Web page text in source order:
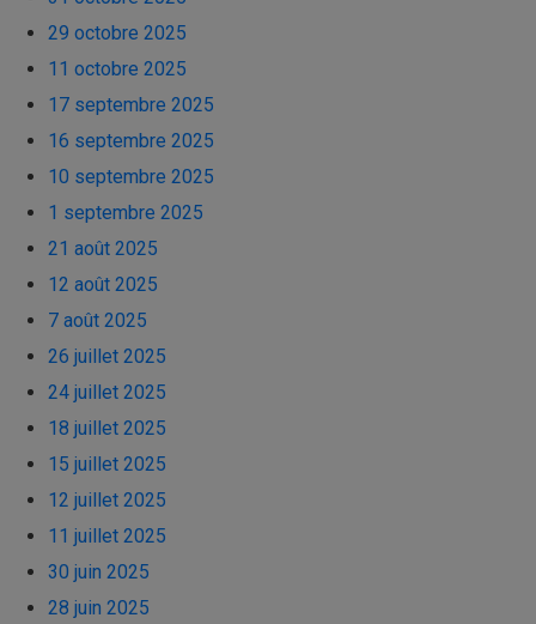
29 octobre 2025
11 octobre 2025
17 septembre 2025
16 septembre 2025
10 septembre 2025
1 septembre 2025
21 août 2025
12 août 2025
7 août 2025
26 juillet 2025
24 juillet 2025
18 juillet 2025
15 juillet 2025
12 juillet 2025
11 juillet 2025
30 juin 2025
28 juin 2025